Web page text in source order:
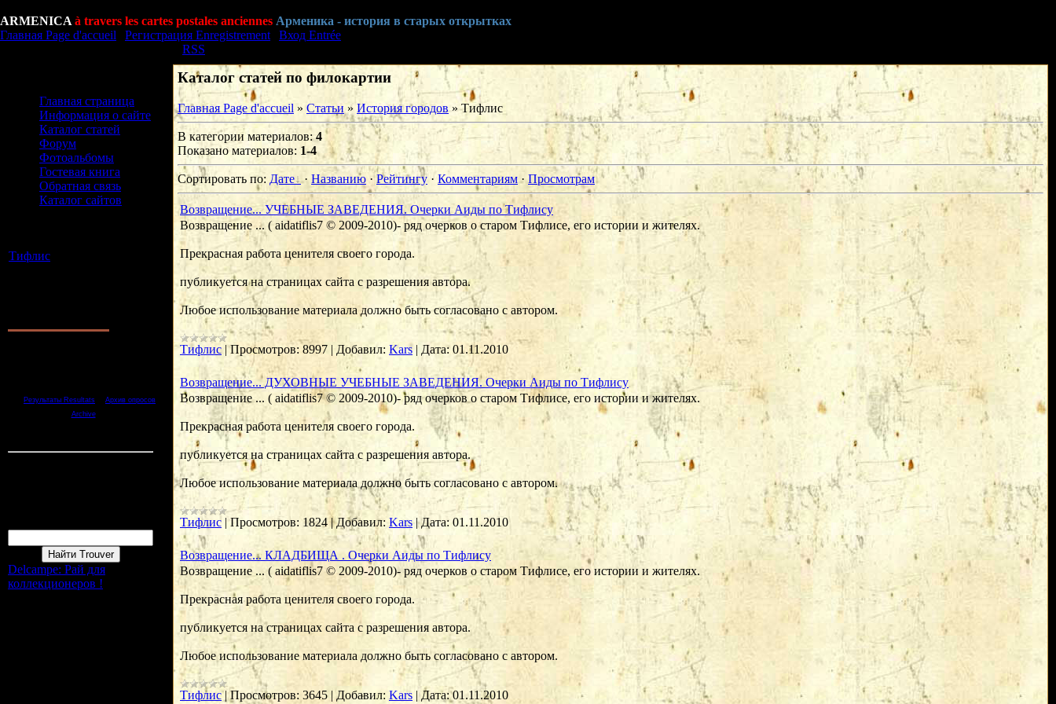
ARMENICA à travers les cartes postales anciennes Арменика - история в старых открытках
Главная Page d'accueil
Регистрация Enregistrement
Вход Entrée
RSS
Главная страница
Информация о сайте
Каталог статей
Форум
Фотоальбомы
Гостевая книга
Обратная связь
Каталог сайтов
Тифлис
Результаты Resultats
Архив опросов
Archive]
Delcampe: Рай для
коллекционеров !
Каталог статей по филокартии
Главная Page d'accueil » Статьи » История городов» Тифлис
В категории материалов:4
Показано материалов: 1-4
Сортировать по: Дате · Названию ·Рейтингу · Комментариям ·Просмотрам
Возвращение... УЧЕБНЫЕ ЗАВЕДЕНИЯ. Очерки Аиды по Тифлису
Возвращение ... ( aidatiflis7 © 2009-2010)- ряд очерков о старом Тифлисе, его истории и жителях.
Прекрасная работа ценителя своего города.
публикуется на страницах сайта с разрешения автора.
Любое использование материала должно быть согласовано с автором.
Тифлис |Просмотров: 8997 | Добавил: Kars| Дата: 01.11.2010
Возвращение... ДУХОВНЫЕ УЧЕБНЫЕ ЗАВЕДЕНИЯ. Очерки Аиды по Тифлису
Возвращение ... ( aidatiflis7 © 2009-2010)- ряд очерков о старом Тифлисе, его истории и жителях.
Прекрасная работа ценителя своего города.
публикуется на страницах сайта с разрешения автора.
Любое использование материала должно быть согласовано с автором.
Тифлис | Просмотров: 1824|Добавил: Kars |Дата: 01.11.2010
Возвращение... КЛАДБИЩА . Очерки Аиды по Тифлису
Возвращение ... ( aidatiflis7 © 2009-2010)- ряд очерков о старом Тифлисе, его истории и жителях.
Прекрасная работа ценителя своего города.
публикуется на страницах сайта с разрешения автора.
Любое использование материала должно быть согласовано с автором.
Тифлис|Просмотров: 3645 | Добавил: Kars | Дата: 01.11.2010